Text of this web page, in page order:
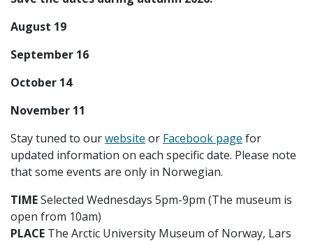
August 19
September 16
October 14
November 11
Stay tuned to ourwebsite or Facebook page for
updated information on each specific date. Please note
that some events are only in Norwegian.
TIMESelected Wednesdays 5pm-9pm (The museum is
open from 10am)
PLACE The Arctic University Museum of Norway, Lars